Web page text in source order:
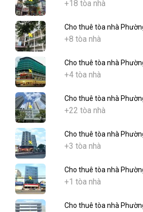
+18 tòa nhà
Cho thuê tòa nhà
+8 tòa nhà
Cho thuê tòa nhà
+4 tòa nhà
Cho thuê tòa nhà
+22 tòa nhà
Cho thuê tòa nhà
+3 tòa nhà
Cho thuê tòa nhà
+1 tòa nhà
Cho thuê tòa nhà